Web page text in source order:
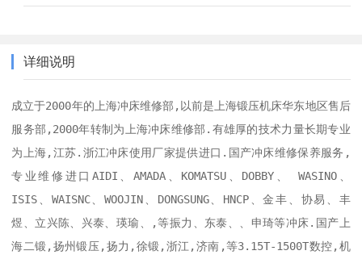
详细说明
成立于2000年的上海冲床维修部,以前是上海锻压机床华东地区售后
服务部,2000年转制为上海冲床维修部.有雄厚的技术力量长期专业
为上海,江苏.浙江冲床使用厂家提供进口.国产冲床维修保养服务,
专业维修进口AIDI、AMADA、KOMATSU、DOBBY、 WASINO、
ISIS、WAISNC、WOOJIN、DONGSUNG、HNCP、金丰、协易、丰
煜、立兴陈、兴泰、瑛瑜、,等振力、东泰、、申琦等冲床.国产上
海二锻,扬州锻压,扬力,徐锻,浙江,济南,等3.15T-1500T数控,机